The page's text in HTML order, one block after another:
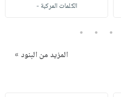
الكلمات المركبة -
3
4
5
المزيد من البنود »